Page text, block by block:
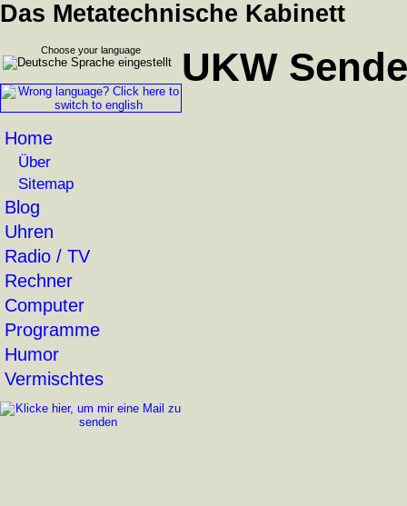
Das Metatechnische Kabinett
Choose your language
Home
Über
Sitemap
Blog
Uhren
Radio / TV
Rechner
Computer
Programme
Humor
Vermischtes
UKW